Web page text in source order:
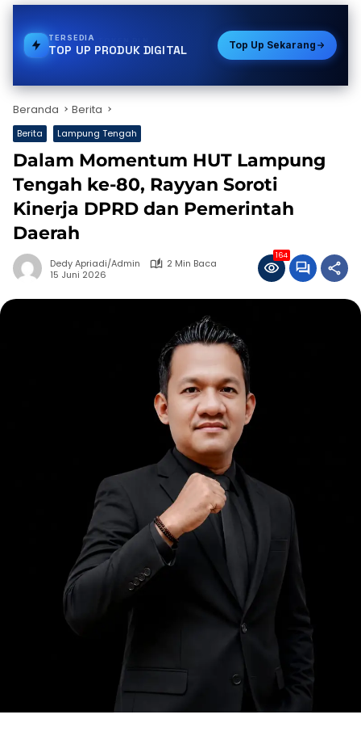
TERSEDIA
TOP UP PRODUK DIGITAL Top Up Sekarang
Beranda Berita
Berita Lampung Tengah
Dalam Momentum HUT Lampung
Tengah ke-80, Rayyan Soroti
Kinerja DPRD dan Pemerintah
Daerah
Dedy Apriadi/Admin
2 Min Baca
15 Juni 2026
164